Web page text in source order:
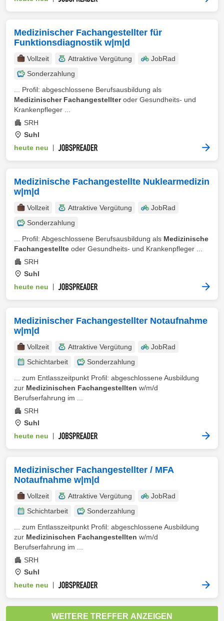
Medizinischer Fachangestellter für
Funktionsdiagnostik w|m|d
Vollzeit Attraktive Vergütung
JobRad
Sonderzahlung
... Profil: abgeschlossene Berufsausbildung als
Medizinischer Fachangestellteroder Gesundheits- und
Krankenpfleger ...
SRH
Suhl
heute neu
Medizinische Fachangestellte Nuklearmedizin
w|m|d
Vollzeit Attraktive Vergütung
JobRad
Sonderzahlung
... Profil: Abgeschlossene Berufsausbildung als Medizinische
Fachangestellte oder Gesundheits- und Krankenpfleger ...
SRH
Suhl
heute neu
Medizinischer Fachangestellter Notaufnahme
w|m|d
Vollzeit Attraktive Vergütung
JobRad
Schichtarbeit
Sonderzahlung
... zum Entlasszeitpunkt Profil: abgeschlossene Ausbildung
zur Medizinischen Fachangestellten w/m/d
Berufserfahrung im ...
SRH
Suhl
heute neu
Medizinischer Fachangestellter / MFA
Notaufnahme w|m|d
Vollzeit Attraktive Vergütung
JobRad
Schichtarbeit
Sonderzahlung
... zum Entlasszeitpunkt Profil: abgeschlossene Ausbildung
zur Medizinischen Fachangestellten w/m/d
Berufserfahrung im ...
SRH
Suhl
heute neu
WEITERE TREFFER ANZEIGEN